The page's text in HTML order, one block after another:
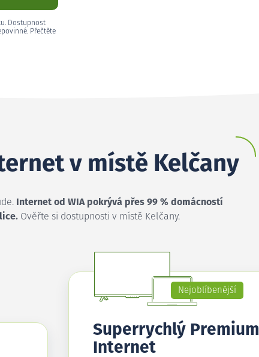
Dostupnost
Přečtěte
v místě Kelčany
Internet od WIA pokrývá přes 99 % domácností
Ověřte si dostupnosti v místě Kelčany.
Nejoblíbenější
Superrychlý Premium
Internet